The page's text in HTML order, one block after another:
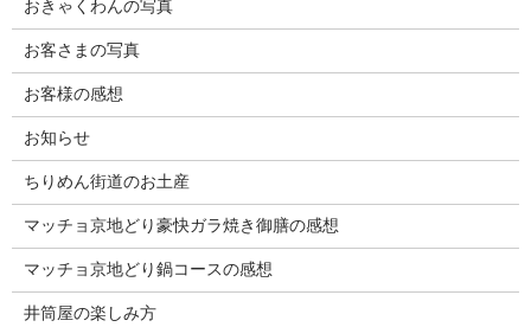
おきゃくわんの写真
お客さまの写真
お客様の感想
お知らせ
ちりめん街道のお土産
マッチョ京地どり豪快ガラ焼き御膳の感想
マッチョ京地どり鍋コースの感想
井筒屋の楽しみ方